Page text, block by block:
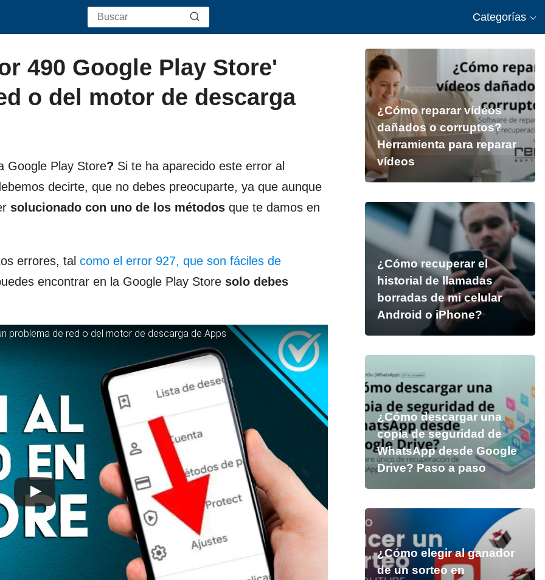
Categorías
490 Google Play Store'
o del motor de descarga
Google Play Store? Si te ha aparecido este error al
decirte, que no debes preocuparte, ya que aunque
solucionado con uno de los métodos que te damos en
errores, tal como el error 927, que son fáciles de
encontrar en la Google Play Store solo debes
problema de red o del motor de descarga de Apps
¿Cómo reparar vídeos
dañados o corruptos?
Herramienta para reparar
vídeos
¿Cómo recuperar el
historial de llamadas
borradas de mi celular
Android o iPhone?
¿Cómo descargar una
copia de seguridad de
WhatsApp desde Google
Drive? Paso a paso
¿Cómo elegir al ganador
de un sorteo en